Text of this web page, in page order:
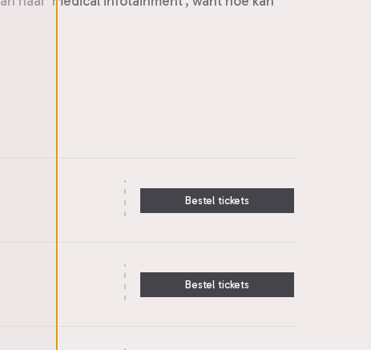
Bestel tickets
Bestel tickets